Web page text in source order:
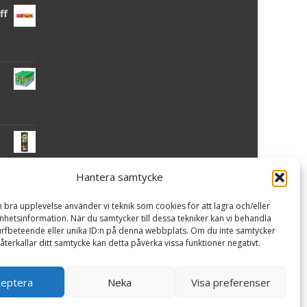
Hantera samtycke
bra upplevelse använder vi teknik som cookies för att lagra och/eller
När du samtycker till dessa tekniker kan vi behandla
eller unika ID:n på denna webbplats. Om du inte samtycker
ditt samtycke kan detta påverka vissa funktioner negativt.
Neka Visa preferenser
-
Powered by WordPress